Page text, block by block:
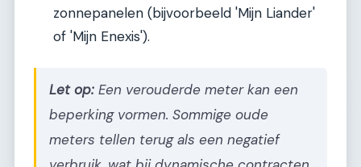
zonnepanelen (bijvoorbeeld 'Mijn Liander'
of 'Mijn Enexis').
Let op: Een verouderde meter kan een
beperking vormen. Sommige oude
meters tellen terug als een negatief